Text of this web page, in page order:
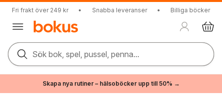
Fri frakt över 249 kr • Snabba leveranser • Billiga böcker
Sök bok, spel, pussel, penna...
Skapa nya rutiner – hälsoböcker upp till 50% →